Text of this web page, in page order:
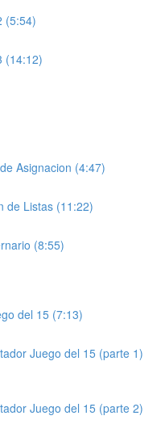
(5:54)
(14:12)
Asignacion (4:47)
de Listas (11:22)
(8:55)
del 15 (7:13)
Juego del 15 (parte 1)
Juego del 15 (parte 2)